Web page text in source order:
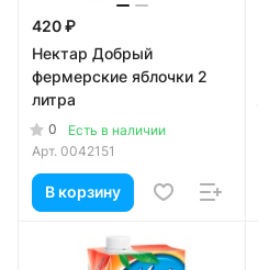
420 ₽
Нектар Добрый
фермерские яблочки 2
литра
0
Есть в наличии
Арт. 0042151
В корзину